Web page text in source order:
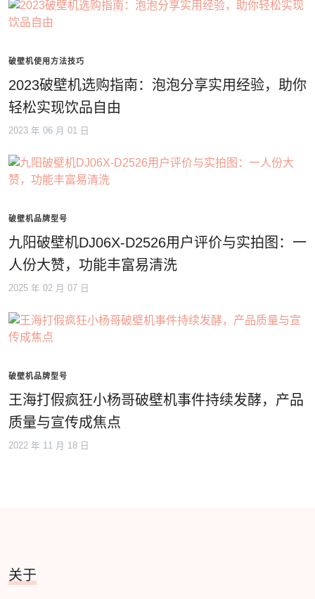
破壁机使用方法技巧
2023破壁机选购指南：泡泡分享实用经验，助你
轻松实现饮品自由
2023 年 06 月 01 日
破壁机品牌型号
九阳破壁机DJ06X-D2526用户评价与实拍图：一
人份大赞，功能丰富易清洗
2025 年 02 月 07 日
破壁机品牌型号
王海打假疯狂小杨哥破壁机事件持续发酵，产品
质量与宣传成焦点
2022 年 11 月 18 日
关于